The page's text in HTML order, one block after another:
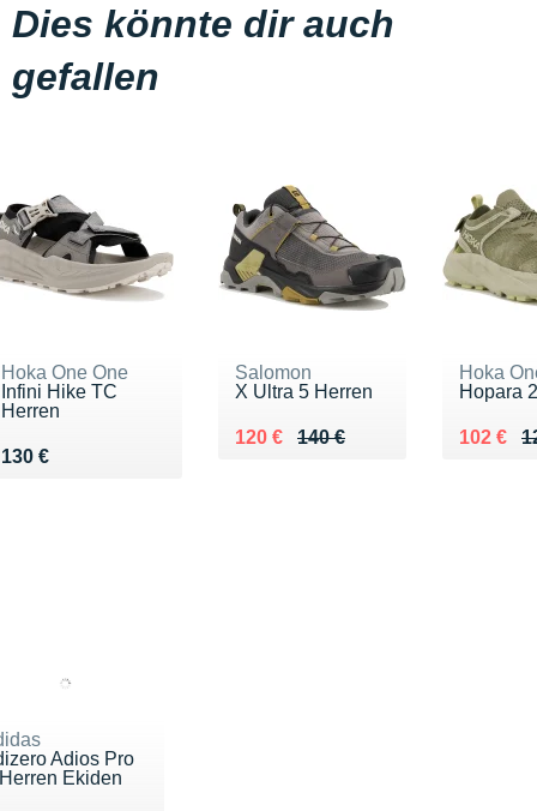
Dies könnte dir auch
gefallen
Hoka One One
Infini Hike TC
Herren
130 €
Vendu 130 €
Salomon
X Ultra 5 Herren
140 €
Au lieu de 140 €
120 €
Vendu 120 €
Hoka
Hopara
Au lieu
102 €
Vendu
Adios Pro
Ekiden